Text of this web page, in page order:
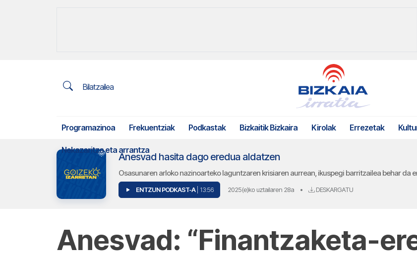
Bilatzailea
Programazinoa Frekuentziak Podkastak Bizkaitik Bizkaira Kirolak Errezetak
Nekazaritza eta arrantza
Anesvad hasita dago eredua aldatzen
Osasunaren arloko nazinoarteko laguntzaren krisiaren aurrean, ikuspegi barritzailea behar da
ENTZUN PODKAST-A | 13:56 2025(e)ko uztailaren 28a • DESKARGATU
Anesvad: “Finantzaketa-